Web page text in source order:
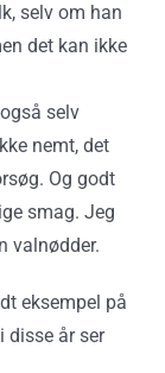
selv om han
det kan ikke
selv
nemt, det
Og godt
smag. Jeg
valnødder.
eksempel på
disse år ser